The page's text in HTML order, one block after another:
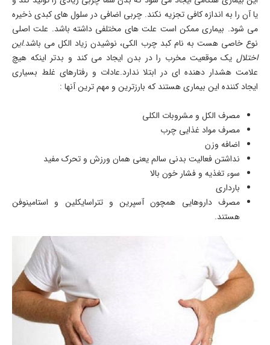
یا آن را به اندازه کافی تجزیه نکند. چربی اضافی در سلول های کبدی ذخیره
می شود. بیماری ممکن است علت های مختلفی داشته باشد. علت اصلی
نوع خاصی هست به نام کبد چرب الکی، نوشیدن زیاد الکل می باشد.این
اختلال یک موقعیت مخرب را در بدن ایجاد می کند و بدتر اینکه هیچ
علامت هشدار دهنده ای در ابتلا ندارد.عادات و رفتارهای غلط بسیاری
ایجاد کننده این بیماری هستند که بارزترین و مهم ترین آنها :
مصرف الکل و مشروبات الکلی
مصرف مواد غذایی چرب
اضافه وزن
نداشتن فعالیت بدنی سالم یعنی همان ورزش و تحرک مفید
سوء تغذیه و فشار خون بالا
بارداری
مصرف داروهایی همچون آسپرین و تتراسایکلین و استامینوفن
هستند.